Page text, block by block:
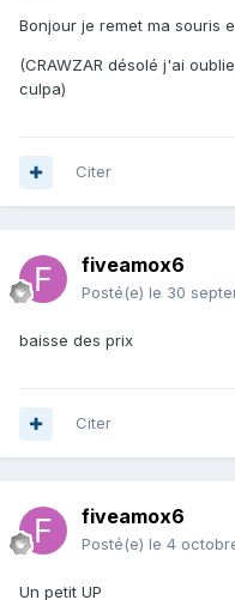
Bonjour je remet ma souris
(CRAWZAR désolé j'ai
culpa)
Citer
fiveamox6
Posté(e) le 30
baisse des prix
Citer
fiveamox6
Posté(e) le 4
Un petit UP